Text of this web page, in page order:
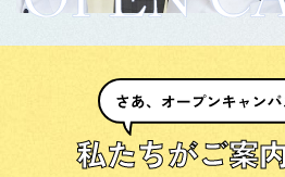
私たちがご案